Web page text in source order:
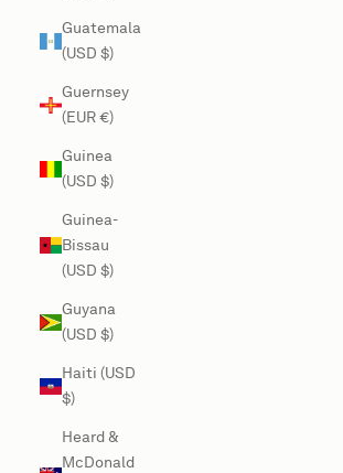
Guatemala
(USD $)
Guernsey
(EUR €)
Guinea
(USD $)
Guinea-
Bissau
(USD $)
Guyana
(USD $)
Haiti (USD
$)
Heard &
McDonald